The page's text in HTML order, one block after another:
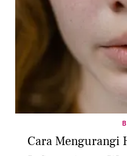
Cara Mengurangi